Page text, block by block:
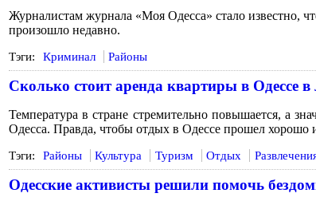
Журналистам журнала «Моя Одесса» стало известно,
произошло недавно.
Тэги: Криминал Районы
Сколько стоит аренда квартиры в Одессе в
Температура в стране стремительно повышается, а
Одесса. Правда, чтобы отдых в Одессе прошел
Тэги: Районы Культура Туризм Отдых
Одесские активисты решили помочь